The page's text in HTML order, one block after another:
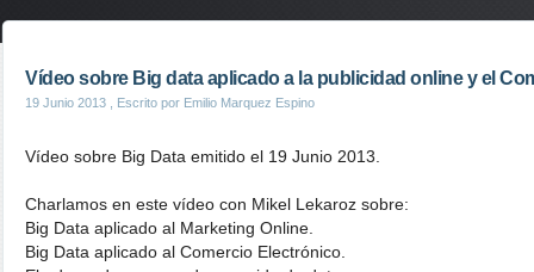
Vídeo sobre Big data aplicado a la publicidad online y el
19 Junio 2013 , Escrito por Emilio Marquez Espino
Vídeo sobre Big Data emitido el 19 Junio 2013.
Charlamos en este vídeo con Mikel Lekaroz sobre:
Big Data aplicado al Marketing Online.
Big Data aplicado al Comercio Electrónico.